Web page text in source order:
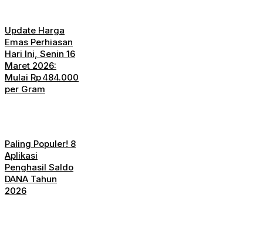
Update Harga
Emas Perhiasan
Hari Ini, Senin 16
Maret 2026:
Mulai Rp 484.000
per Gram
Paling Populer! 8
Aplikasi
Penghasil Saldo
DANA Tahun
2026